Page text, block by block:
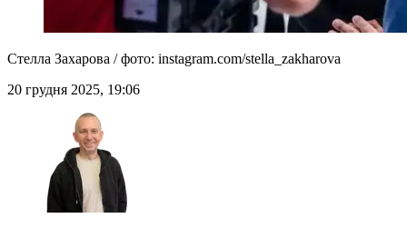
Стелла Захарова / фото: instagram.com/stella_zakharova
20 грудня 2025, 19:06